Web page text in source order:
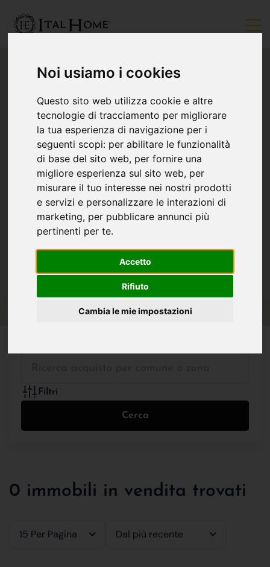
Noi usiamo i cookies
Questo sito web utilizza cookie e altre
tecnologie di tracciamento per migliorare
la tua esperienza di navigazione per i
seguenti scopi: per abilitare le funzionalità
di base del sito web, per fornire una
migliore esperienza sul sito web, per
misurare il tuo interesse nei nostri prodotti
e servizi e personalizzare le interazioni di
marketing, per pubblicare annunci più
pertinenti per te.
Accetto
Rifiuto
Cambia le mie impostazioni
Filtri
Cerca
0 immobili in vendita trovati
15 Per Pagina Dal più recente